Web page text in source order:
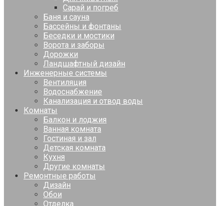
Сарай и погреб
Баня и сауна
Бассейны и фонтаны
Беседки и мостики
Ворота и заборы
Дорожки
Ландшафтный дизайн
Инженерные системы
Вентиляция
Водоснабжение
Канализация и отвод воды
Комнаты
Балкон и лоджия
Ванная комната
Гостиная и зал
Детская комната
Кухня
Другие комнаты
Ремонтные работы
Дизайн
Обои
Отделка